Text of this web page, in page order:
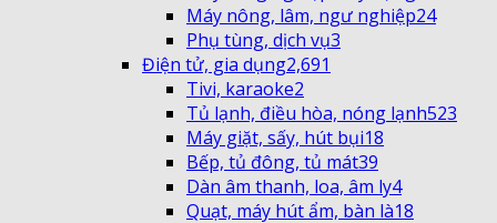
Máy nông, lâm, ngư nghiệp24
Phụ tùng, dịch vụ3
Điện tử, gia dụng2,691
Tivi, karaoke2
Tủ lạnh, điều hòa, nóng lạnh523
Máy giặt, sấy, hút bụi18
Bếp, tủ đông, tủ mát39
Dàn âm thanh, loa, âm ly4
Quạt, máy hút ẩm, bàn là18